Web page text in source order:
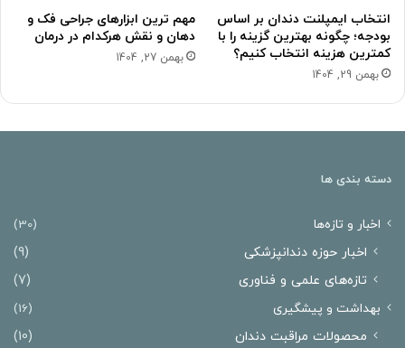
انتخاب ایمپلنت دندان بر اساس
بودجه؛ چگونه بهترین گزینه را با
کمترین هزینه انتخاب کنیم؟
بهمن 29, 1404
مهم ترین ابزارهای جراحی فک و
دهان و نقش هرکدام در درمان
بهمن 27, 1404
دسته بندی ها
اخبار و تازه‌ها (30)
اخبار حوزه دندانپزشکی
(9)
تازه‌های علمی و فناوری
(7)
بهداشت و پیشگیری (16)
محصولات مراقبت دندان
(10)